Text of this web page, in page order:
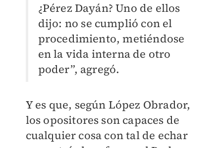
¿Pérez Dayán? Uno de ellos
dijo: no se cumplió con el
procedimiento, metiéndose
en la vida interna de otro
poder”, agregó.
Y es que, según López Obrador,
los opositores son capaces de
cualquier cosa con tal de echar